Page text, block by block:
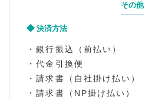
その他
決済方法
・銀行振込（前払い）
・代金引換便
・請求書（自社掛け払い）
・請求書（NP掛け払い）